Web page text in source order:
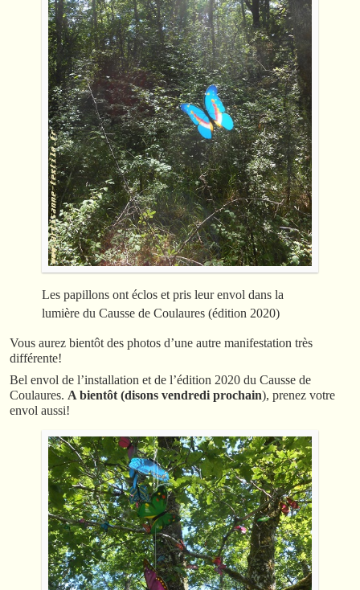
Les papillons ont éclos et pris leur envol dans la
lumière du Causse de Coulaures (édition 2020)
Vous aurez bientôt des photos d’une autre manifestation très
différente!
Bel envol de l’installation et de l’édition 2020 du Causse de
Coulaures. A bientôt (disons vendredi prochain), prenez votre
envol aussi!